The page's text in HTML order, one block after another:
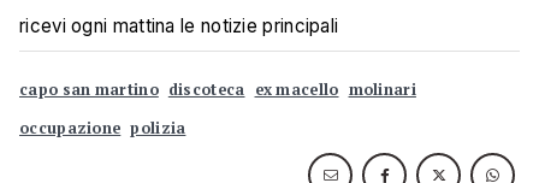
ricevi ogni mattina le notizie principali
capo san martino discoteca ex macello molinari
occupazione polizia